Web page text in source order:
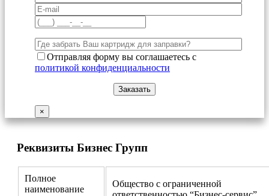
Отправляя форму вы соглашаетесь с
политикой конфиденциальности
×
Реквизиты Бизнес Групп
Полное
наименование
Общество с ограниченной